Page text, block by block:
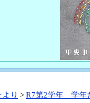
より > R7第2学年 学年